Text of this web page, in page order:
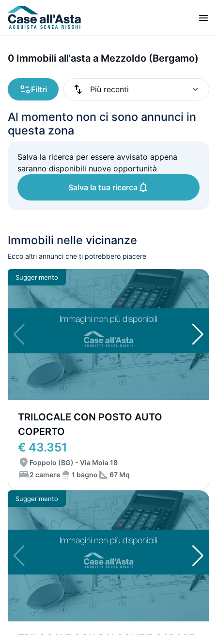
0 Immobili all'asta a Mezzoldo (Bergamo)
Filtri
Al momento non ci sono annunci in
questa zona
Salva la ricerca per essere avvisato appena
saranno disponibili nuove opportunità
Salva la tua ricerca
Immobili nelle vicinanze
Ecco altri annunci che ti potrebbero piacere
Suggerimento
TRILOCALE CON POSTO AUTO
COPERTO
€ 43.351
Foppolo (BG) - Via Moia 18
2 camere
1 bagno 67 Mq
Suggerimento